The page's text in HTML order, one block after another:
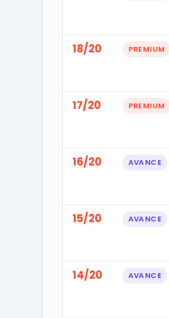
18/20 PREMIUM
17/20 PREMIUM
16/20 AVANCE
15/20 AVANCE
14/20 AVANCE